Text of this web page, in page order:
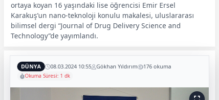
ortaya koyan 16 yaşındaki lise öğrencisi Emir Ersel
Karakuş’un nano-teknoloji konulu makalesi, uluslararası
bilimsel dergi “Journal of Drug Delivery Science and
Technology”de yayımlandı.
DÜNYA 08.03.2024 10:55 Gökhan Yıldırım 176 okuma
Okuma Süresi: 1 dk